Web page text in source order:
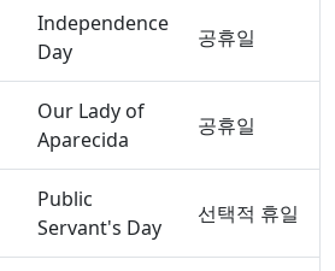
Independence
Day
공휴일
Our Lady of
Aparecida
공휴일
Public
Servant's Day
선택적 휴일